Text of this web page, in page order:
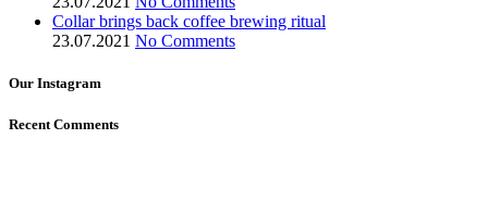
Collar brings back coffee brewing ritual
23.07.2021 No Comments
Our Instagram
Recent Comments